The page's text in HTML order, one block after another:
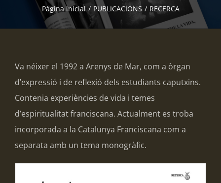
Pàgina inicial / PUBLICACIONS / RECERCA
Va néixer el 1992 a Arenys de Mar, com a òrgan
d’expressió i de reflexió dels estudiants caputxins.
Contenia experiències de vida i temes
d’espiritualitat franciscana. Actualment es troba
incorporada a la Catalunya Franciscana com a
separata amb un tema monogràfic.